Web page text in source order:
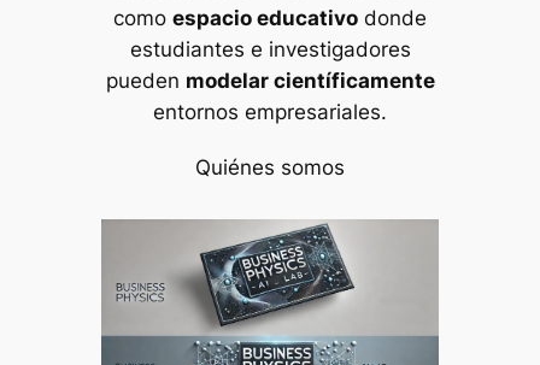
como espacio educativo donde
estudiantes e investigadores
pueden modelar científicamente
entornos empresariales.
Quiénes somos